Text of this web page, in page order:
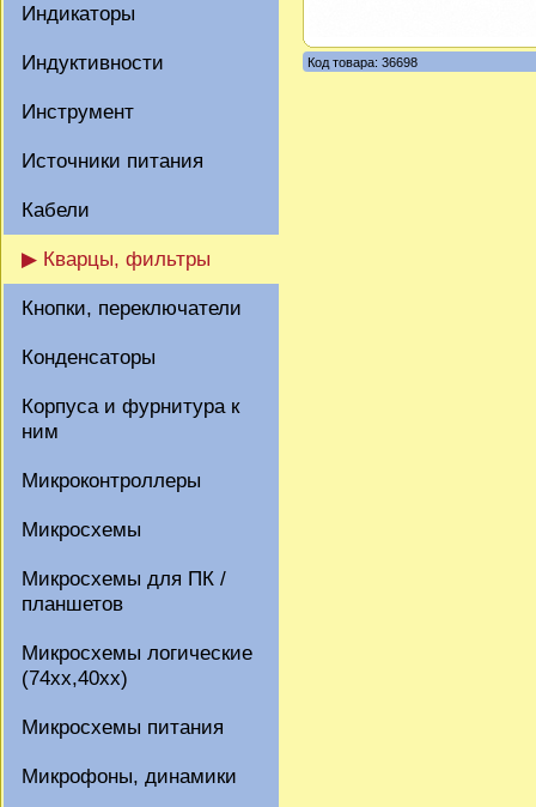
Индикаторы
Индуктивности
Инструмент
Источники питания
Кабели
▶ Кварцы, фильтры
Кнопки, переключатели
Конденсаторы
Корпуса и фурнитура к
ним
Микроконтроллеры
Микросхемы
Микросхемы для ПК /
планшетов
Микросхемы логические
(74xx,40xx)
Микросхемы питания
Микрофоны, динамики
Код товара: 36698